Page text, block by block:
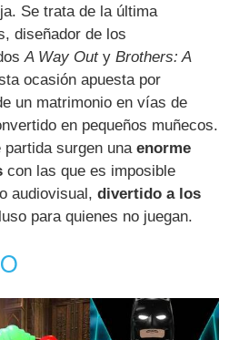
Se trata de la última
diseñador de los
A Way OutyBrothers: A
ocasión apuesta por
un matrimonio en vías de
en pequeños muñecos.
partida surgen unaenorme
con las que es imposible
audiovisual,divertido a los
para quienes no juegan.